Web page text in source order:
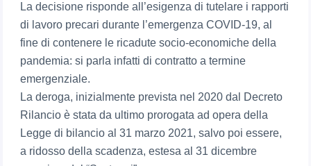
La decisione risponde all’esigenza di tutelare i rapporti
di lavoro precari durante l’emergenza COVID-19, al
fine di contenere le ricadute socio-economiche della
pandemia: si parla infatti di contratto a termine
emergenziale.
La deroga, inizialmente prevista nel 2020 dal Decreto
Rilancio è stata da ultimo prorogata ad opera della
Legge di bilancio al 31 marzo 2021, salvo poi essere,
a ridosso della scadenza, estesa al 31 dicembre